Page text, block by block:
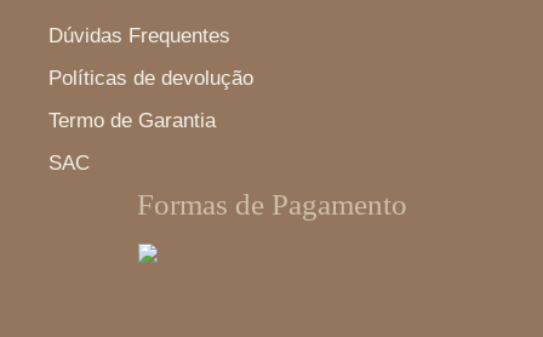
Dúvidas Frequentes
Políticas de devolução
Termo de Garantia
SAC
Formas de Pagamento